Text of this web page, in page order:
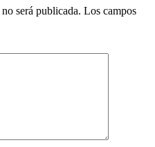
será publicada. Los campos